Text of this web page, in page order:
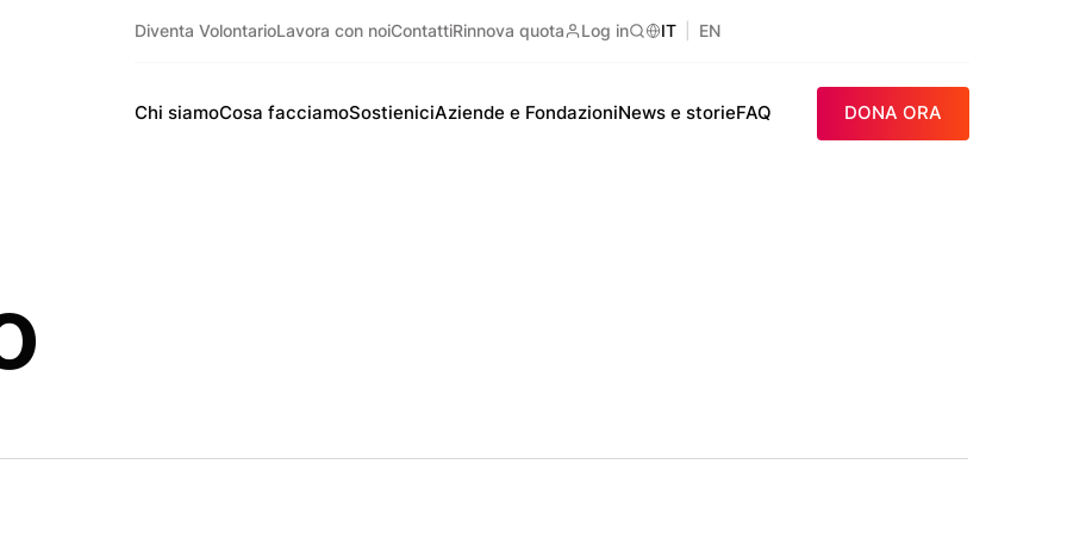
Chi siamoCosa facciamoSostieniciAziende e FondazioniNews e storieFAQ DONA ORA
Diventa VolontarioLavora con noiContattiRinnova quota Log in
Ricerca
IT EN